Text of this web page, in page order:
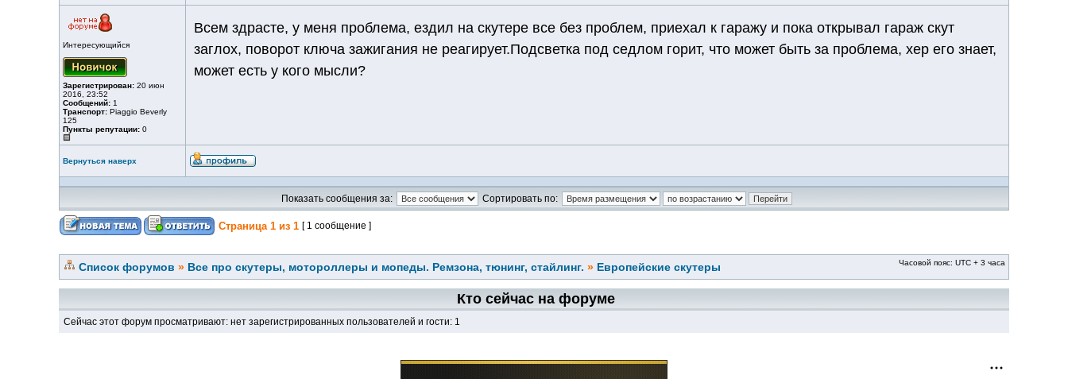
Интересующийся
Зарегистрирован: 20 июн
2016, 23:52
Сообщений: 1
Транспорт: Piaggio Beverly
125
Пункты репутации: 0
Всем здрасте, у меня проблема, ездил на скутере все без проблем, приехал к гаражу и пока открывал гараж скут
заглох, поворот ключа зажигания не реагирует.Подсветка под седлом горит, что может быть за проблема, хер его знает,
может есть у кого мысли?
Вернуться наверх
Показать сообщения за: Сортировать по:
Страница 1 из 1 [ 1 сообщение ]
Список форумов » Все про скутеры, мотороллеры и мопеды. Ремзона, тюнинг, стайлинг. » Европейские скутеры Часовой пояс: UTC + 3 часа
Кто сейчас на форуме
Сейчас этот форум просматривают: нет зарегистрированных пользователей и гости: 1